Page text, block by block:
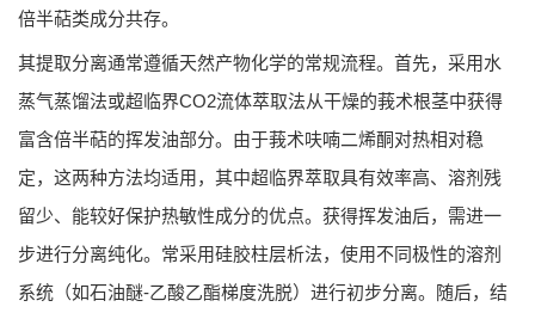
倍半萜类成分共存。
其提取分离通常遵循天然产物化学的常规流程。首先，采用水
蒸气蒸馏法或超临界CO2流体萃取法从干燥的莪术根茎中获得
富含倍半萜的挥发油部分。由于莪术呋喃二烯酮对热相对稳
定，这两种方法均适用，其中超临界萃取具有效率高、溶剂残
留少、能较好保护热敏性成分的优点。获得挥发油后，需进一
步进行分离纯化。常采用硅胶柱层析法，使用不同极性的溶剂
系统（如石油醚-乙酸乙酯梯度洗脱）进行初步分离。随后，结